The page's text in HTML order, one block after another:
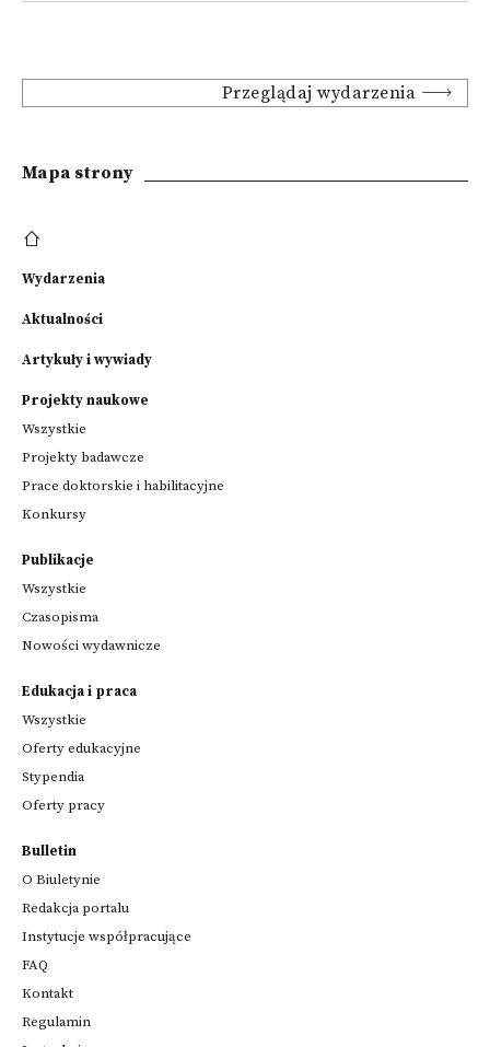
Przeglądaj wydarzenia
Mapa strony
Wydarzenia
Aktualności
Artykuły i wywiady
Projekty naukowe
Wszystkie
Projekty badawcze
Prace doktorskie i habilitacyjne
Konkursy
Publikacje
Wszystkie
Czasopisma
Nowości wydawnicze
Edukacja i praca
Wszystkie
Oferty edukacyjne
Stypendia
Oferty pracy
Bulletin
O Biuletynie
Redakcja portalu
Instytucje współpracujące
FAQ
Kontakt
Regulamin